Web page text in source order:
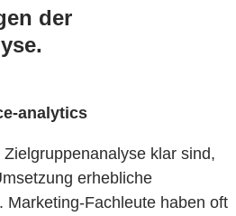
der
analytics
klar sind,
erhebliche
Marketing-Fachleute haben oft